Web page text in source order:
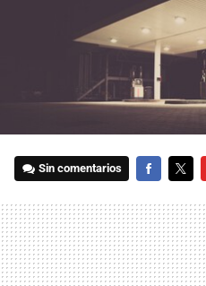
Sin comentarios